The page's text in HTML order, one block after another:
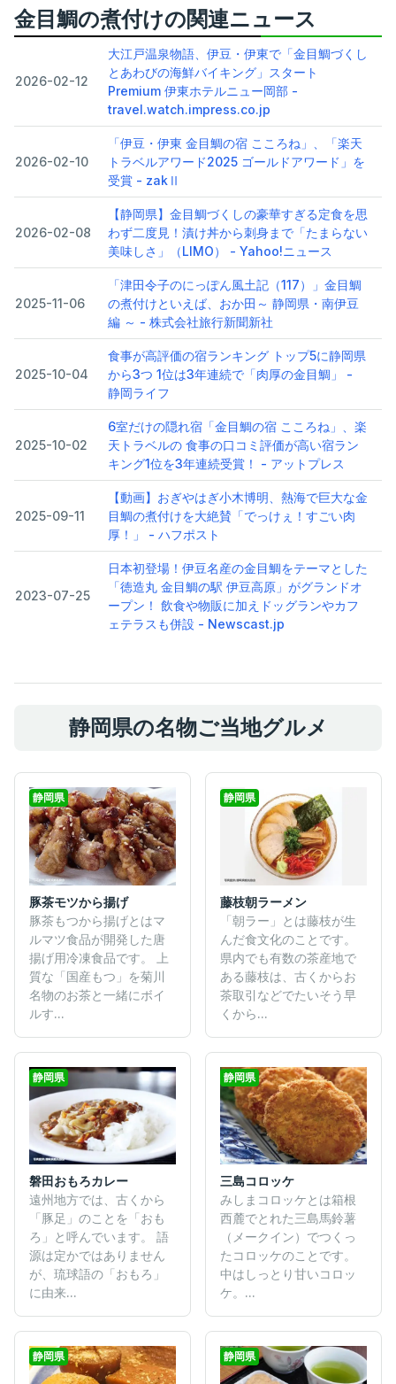
金目鯛の煮付けの関連ニュース
2026-02-12
大江戸温泉物語、伊豆・伊東で「金目鯛づくし
とあわびの海鮮バイキング」スタート
Premium 伊東ホテルニュー岡部 -
travel.watch.impress.co.jp
2026-02-10
「伊豆・伊東 金目鯛の宿 こころね」、「楽天
トラベルアワード2025 ゴールドアワード」を
受賞 - zakⅡ
2026-02-08
【静岡県】金目鯛づくしの豪華すぎる定食を思
わず二度見！漬け丼から刺身まで「たまらない
美味しさ」（LIMO） - Yahoo!ニュース
2025-11-06
「津田令子のにっぽん風土記（117）」金目鯛
の煮付けといえば、おか田～ 静岡県・南伊豆
編 ～ - 株式会社旅行新聞新社
2025-10-04
食事が高評価の宿ランキング トップ5に静岡県
から3つ 1位は3年連続で「肉厚の金目鯛」 -
静岡ライフ
2025-10-02
6室だけの隠れ宿「金目鯛の宿 こころね」、楽
天トラベルの 食事の口コミ評価が高い宿ラン
キング1位を3年連続受賞！ - アットプレス
2025-09-11
【動画】おぎやはぎ小木博明、熱海で巨大な金
目鯛の煮付けを大絶賛「でっけぇ！すごい肉
厚！」 - ハフポスト
2023-07-25
日本初登場！伊豆名産の金目鯛をテーマとした
「徳造丸 金目鯛の駅 伊豆高原」がグランドオ
ープン！ 飲食や物販に加えドッグランやカフ
ェテラスも併設 - Newscast.jp
静岡県の名物ご当地グルメ
静岡県
豚茶モツから揚げ
豚茶もつから揚げとはマ
ルマツ食品が開発した唐
揚げ用冷凍食品です。 上
質な「国産もつ」を菊川
名物のお茶と一緒にボイ
ルす...
静岡県
藤枝朝ラーメン
「朝ラー」とは藤枝が生
んだ食文化のことです。
県内でも有数の茶産地で
ある藤枝は、古くからお
茶取引などでたいそう早
くから...
静岡県
磐田おもろカレー
遠州地方では、古くから
「豚足」のことを「おも
ろ」と呼んでいます。 語
源は定かではありません
が、琉球語の「おもろ」
に由来...
静岡県
三島コロッケ
みしまコロッケとは箱根
西麓でとれた三島馬鈴薯
（メークイン）でつくっ
たコロッケのことです。
中はしっとり甘いコロッ
ケ。...
静岡県 静岡県